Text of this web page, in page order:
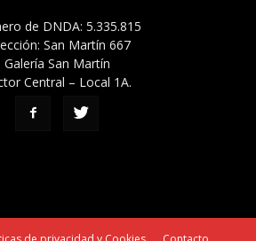
de DNDA: 5.335.815
San Martín 667
Galería San Martín
Central – Local 1A.